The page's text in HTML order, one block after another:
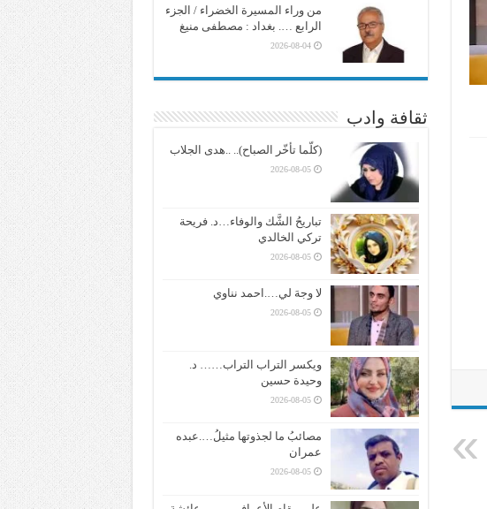
من وراء المسيرة الخضراء / الجزء
الرابع …. بغداد : مصطفى منيغ
2026-08-04
ثقافة وادب
(كلّما تأخّر الصباح).. ..هدى الجلاب
2026-08-05
تباريحُ الشَّك والوفاء…د. فريحة
تركي الخالدي
2026-08-05
لا وجهَ لي….احمد نناوي
2026-08-05
ويكسر التراب التراب…… د.
وحيدة حسين
2026-08-05
مصائبُ ما لجذوتها مثيلُ….عبده
عمران
2026-08-05